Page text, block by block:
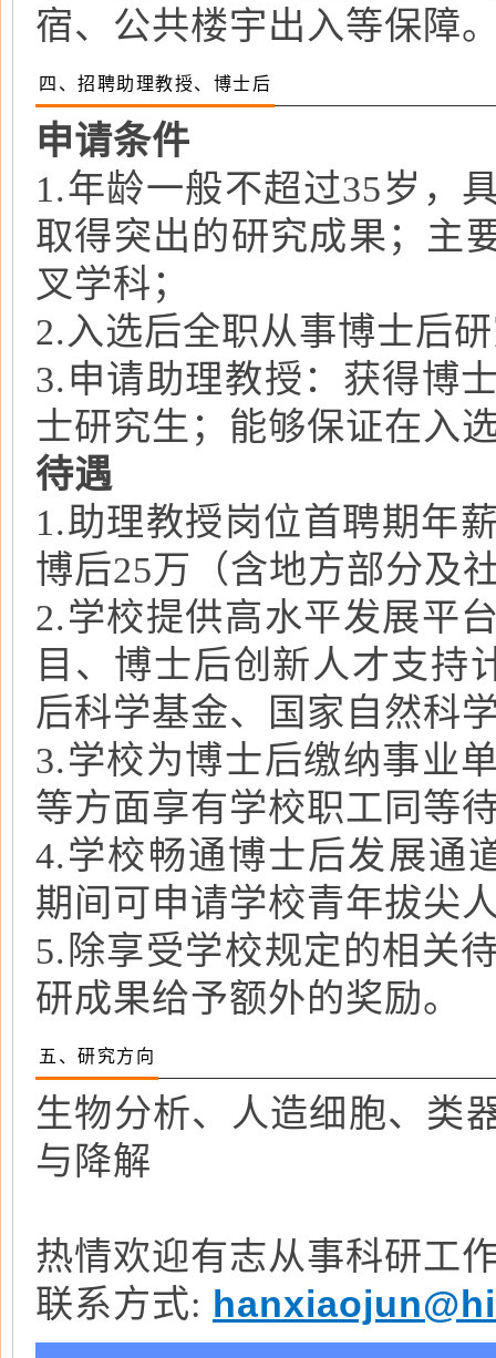
宿、公共楼宇出入等保障
四、招聘助理教授、博士后
申请条件
1.年龄一般不超过35岁，
取得突出的研究成果；主
叉学科；
2.入选后全职从事博士后
3.申请助理教授：获得博
士研究生；能够保证在入
待遇
1.助理教授岗位首聘期年
博后25万（含地方部分及
2.学校提供高水平发展平
目、博士后创新人才支持
后科学基金、国家自然科
3.学校为博士后缴纳事业
等方面享有学校职工同等
4.学校畅通博士后发展通
期间可申请学校青年拔尖
5.除享受学校规定的相关
研成果给予额外的奖励。
五、研究方向
生物分析、人造细胞、类
与降解
热情欢迎有志从事科研工
联系方式: